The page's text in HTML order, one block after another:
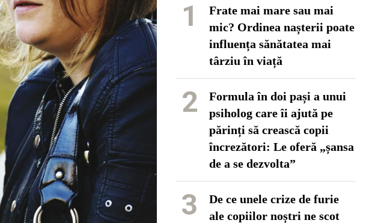
1
Frate mai mare sau mai
mic? Ordinea nașterii poate
influența sănătatea mai
târziu în viață
2
Formula în doi pași a unui
psiholog care îi ajută pe
părinți să crească copii
încrezători: Le oferă „șansa
de a se dezvolta”
3
De ce unele crize de furie
ale copiilor noștri ne scot